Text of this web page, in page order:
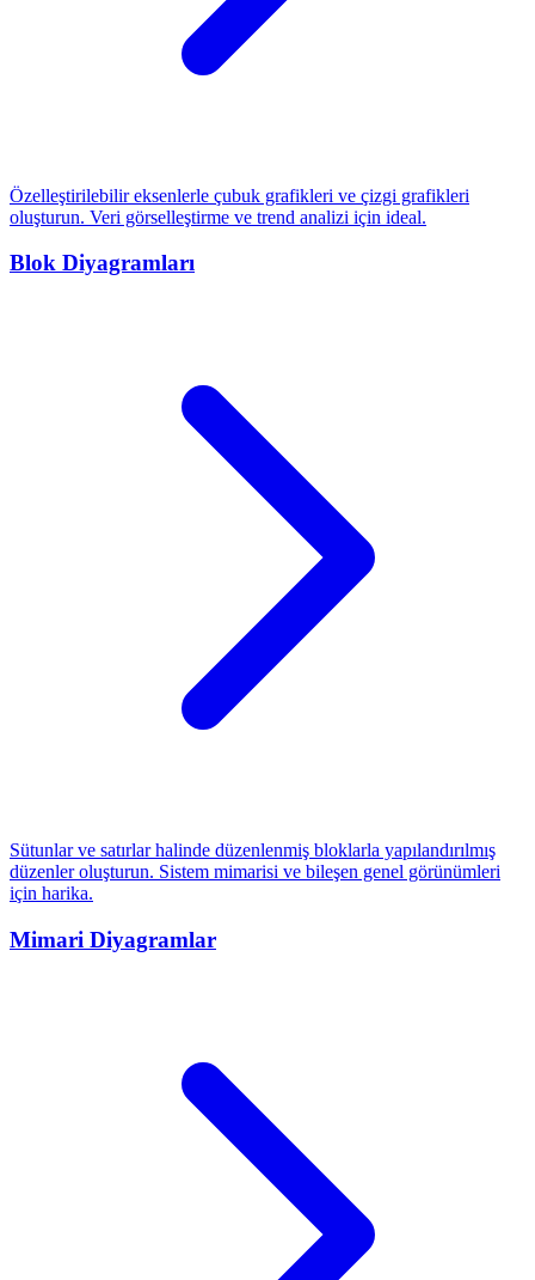
Özelleştirilebilir eksenlerle çubuk grafikleri ve çizgi grafikleri
oluşturun. Veri görselleştirme ve trend analizi için ideal.
Blok Diyagramları
Sütunlar ve satırlar halinde düzenlenmiş bloklarla yapılandırılmış
düzenler oluşturun. Sistem mimarisi ve bileşen genel görünümleri
için harika.
Mimari Diyagramlar